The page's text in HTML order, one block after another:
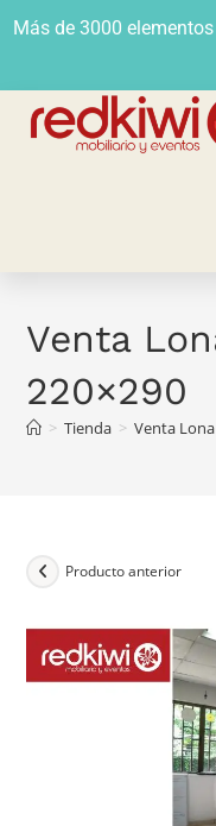
Más de 3000
Venta
220×290
> Tienda > Venta
Producto anterior